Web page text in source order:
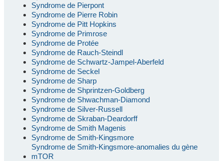
Syndrome de Pierpont
Syndrome de Pierre Robin
Syndrome de Pitt Hopkins
Syndrome de Primrose
Syndrome de Protée
Syndrome de Rauch-Steindl
Syndrome de Schwartz-Jampel-Aberfeld
Syndrome de Seckel
Syndrome de Sharp
Syndrome de Shprintzen-Goldberg
Syndrome de Shwachman-Diamond
Syndrome de Silver-Russell
Syndrome de Skraban-Deardorff
Syndrome de Smith Magenis
Syndrome de Smith-Kingsmore
Syndrome de Smith-Kingsmore-anomalies du gène
mTOR